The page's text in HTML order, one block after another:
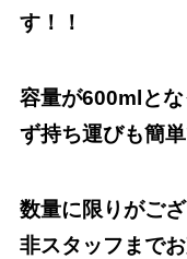
す！！
容量が600mlと
ず持ち運びも簡
数量に限りがご
非スタッフまで